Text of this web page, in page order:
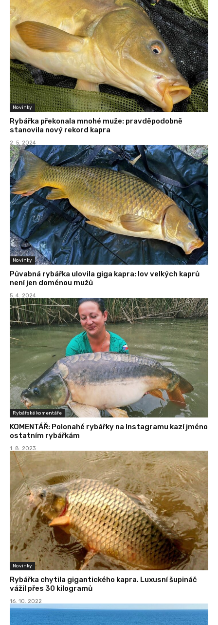
Novinky
Rybářka překonala mnohé muže: pravděpodobně
stanovila nový rekord kapra
2. 5. 2024
Novinky
Půvabná rybářka ulovila giga kapra: lov velkých kaprů
není jen doménou mužů
5. 4. 2024
Rybářské komentáře
KOMENTÁŘ: Polonahé rybářky na Instagramu kazí jméno
ostatním rybářkám
1. 8. 2023
Novinky
Rybářka chytila gigantického kapra. Luxusní šupináč
vážil přes 30 kilogramů
16. 10. 2022